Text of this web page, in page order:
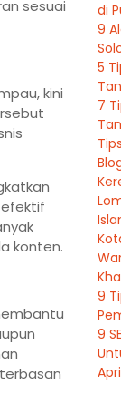
sesuai
kini
efektif
konten.
di
9
5
7
9
9